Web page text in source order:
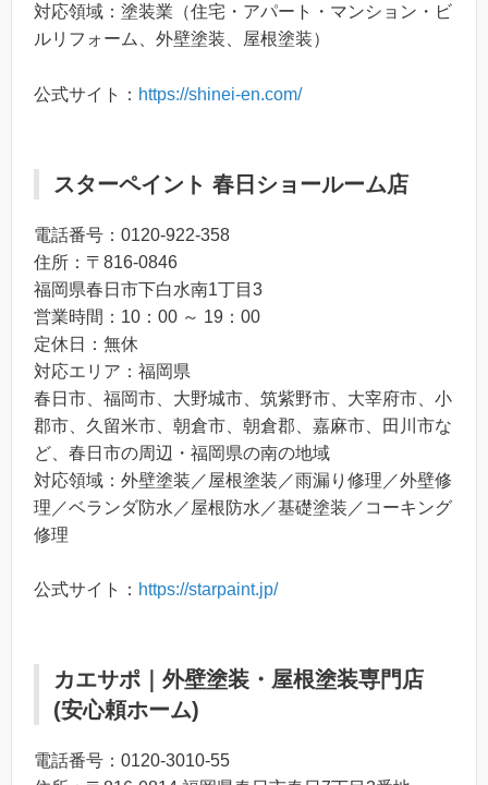
対応領域：塗装業（住宅・アパート・マンション・ビ
ルリフォーム、外壁塗装、屋根塗装）
公式サイト： https://shinei-en.com/
スターペイント 春日ショールーム店
電話番号：0120-922-358
住所：〒816-0846
福岡県春日市下白水南1丁目3
営業時間：10：00 ～ 19：00
定休日：無休
対応エリア：福岡県
春日市、福岡市、大野城市、筑紫野市、大宰府市、小
郡市、久留米市、朝倉市、朝倉郡、嘉麻市、田川市な
ど、春日市の周辺・福岡県の南の地域
対応領域：外壁塗装／屋根塗装／雨漏り修理／外壁修
理／ベランダ防水／屋根防水／基礎塗装／コーキング
修理
公式サイト： https://starpaint.jp/
カエサポ｜外壁塗装・屋根塗装専門店
(安心頼ホーム)
電話番号：0120-3010-55